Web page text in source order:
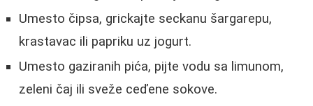
Umesto čipsa, grickajte seckanu šargarepu,
krastavac ili papriku uz jogurt.
Umesto gaziranih pića, pijte vodu sa limunom,
zeleni čaj ili sveže ceďene sokove.